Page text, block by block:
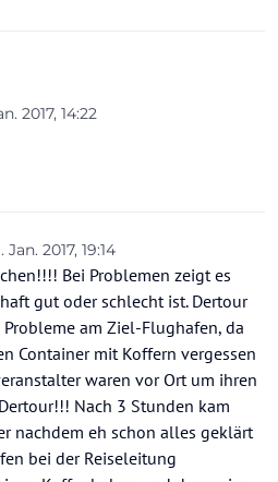
2017, 14:22
Jan. 2017, 19:14
von
Bei Problemen zeigt es
gut oder schlecht ist. Dertour
Probleme am Ziel-Flughafen, da
Container mit Koffern vergessen
waren vor Ort um ihren
Nach 3 Stunden kam
nachdem eh schon alles geklärt
bei der Reiseleitung